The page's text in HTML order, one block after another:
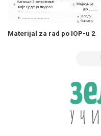
Materijal za rad po IOP-u 2